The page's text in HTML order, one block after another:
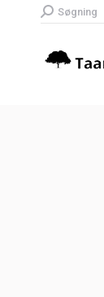
Search:
Søgning